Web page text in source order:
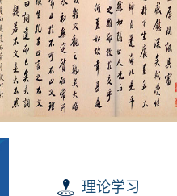
理论学习